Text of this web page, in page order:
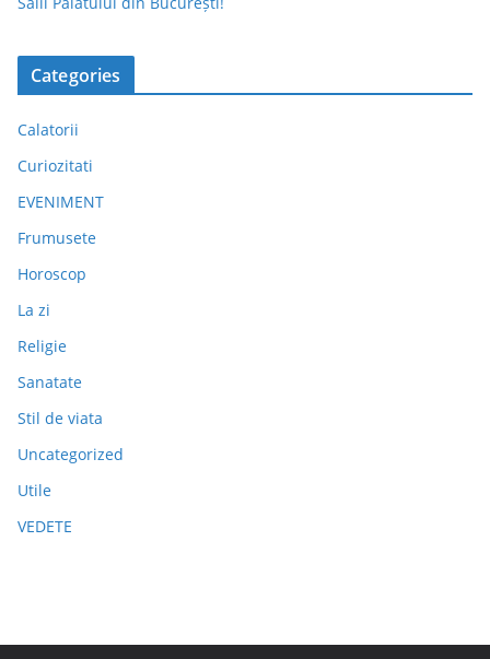
Categories
Calatorii
Curiozitati
EVENIMENT
Frumusete
Horoscop
La zi
Religie
Sanatate
Stil de viata
Uncategorized
Utile
VEDETE